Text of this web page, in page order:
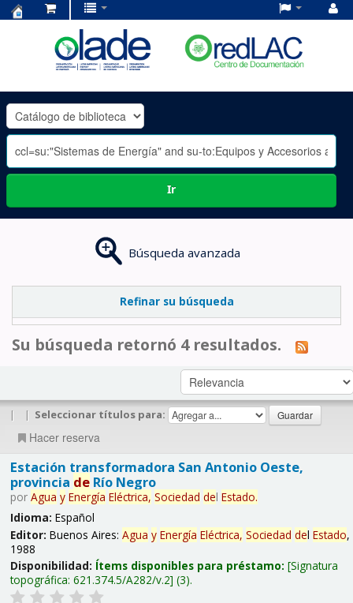
OLADE
-
Ir
Búsqueda avanzada
Refinar su búsqueda
Su búsqueda retornó 4 resultados.
| | Seleccionar títulos para:
Hacer reserva
Estación transformadora San Antonio Oeste,
provincia deRío Negro
por Agua y Energía Eléctrica, Sociedad del Estado.
Idioma: Español
Editor: Buenos Aires: Agua y Energía Eléctrica, Sociedad del Estado,
1988
Disponibilidad: Ítems disponibles para préstamo: Signatura
topográfica: 621.374.5/A282/v.2 (3).